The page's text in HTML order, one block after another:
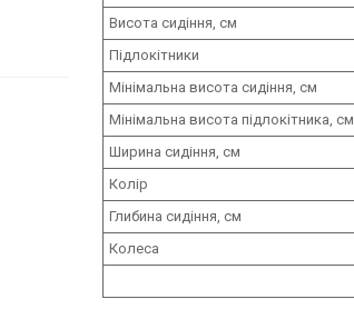
Висота сидіння, см
Підлокітники
Мінімальна висота сидіння, см
Мінімальна висота підлокітника, см
Ширина сидіння, см
Колір
Глибина сидіння, см
Колеса